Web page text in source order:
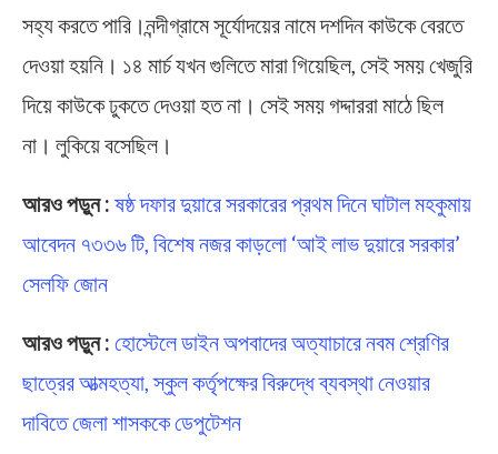
সহ্য করতে পারি।নন্দীগ্রামে সূর্যোদয়ের নামে দশদিন কাউকে বেরতে
দেওয়া হয়নি। ১৪ মার্চ যখন গুলিতে মারা গিয়েছিল, সেই সময় খেজুরি
দিয়ে কাউকে ঢুকতে দেওয়া হত না। সেই সময় গদ্দাররা মাঠে ছিল
না। লুকিয়ে বসেছিল।
আরও পড়ুন : ষষ্ঠ দফার দুয়ারে সরকারের প্রথম দিনে ঘাটাল মহকুমায়
আবেদন ৭৩৩৬ টি, বিশেষ নজর কাড়লো ‘আই লাভ দুয়ারে সরকার’
সেলফি জোন
আরও পড়ুন : হোস্টেলে ডাইন অপবাদের অত্যাচারে নবম শ্রেণির
ছাত্রের আত্মহত্যা, স্কুল কর্তৃপক্ষের বিরুদ্ধে ব্যবস্থা নেওয়ার
দাবিতে জেলা শাসককে ডেপুটেশন